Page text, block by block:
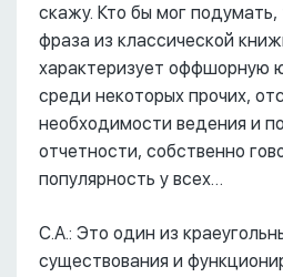
скажу. Кто бы мог подумать,
фраза из классической
характеризует оффшорную
среди некоторых прочих,
необходимости ведения и
отчетности, собственно
популярность у всех…
С.А.: Это один из
существования и